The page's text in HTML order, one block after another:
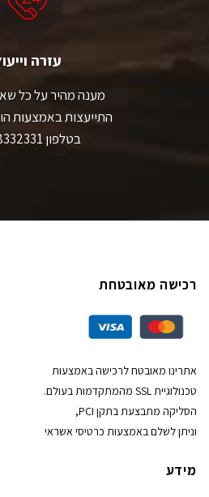
עזרה
מענה מהיר על כל
התייעצות באמצעות
בטלפון 04-8332331.
רכישה מאובטחת
אתרינו מאובטח לרכישה באמצעות
טכנולוגיית SSL מהמתקדמות בעולם.
הסליקה מתבצעת בתקן PCI,
וניתן לשלם באמצעות כרטיסי אשראי
מידע